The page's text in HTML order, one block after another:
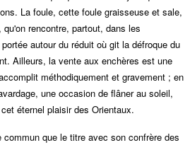
La foule, cette foule graisseuse et sale,
rencontre, partout, dans les
autour du réduit où git la défroque du
Ailleurs, la vente aux enchères est une
méthodiquement et gravement ; en
une occasion de flâner au soleil,
éternel plaisir des Orientaux.
commun que le titre avec son confrère des